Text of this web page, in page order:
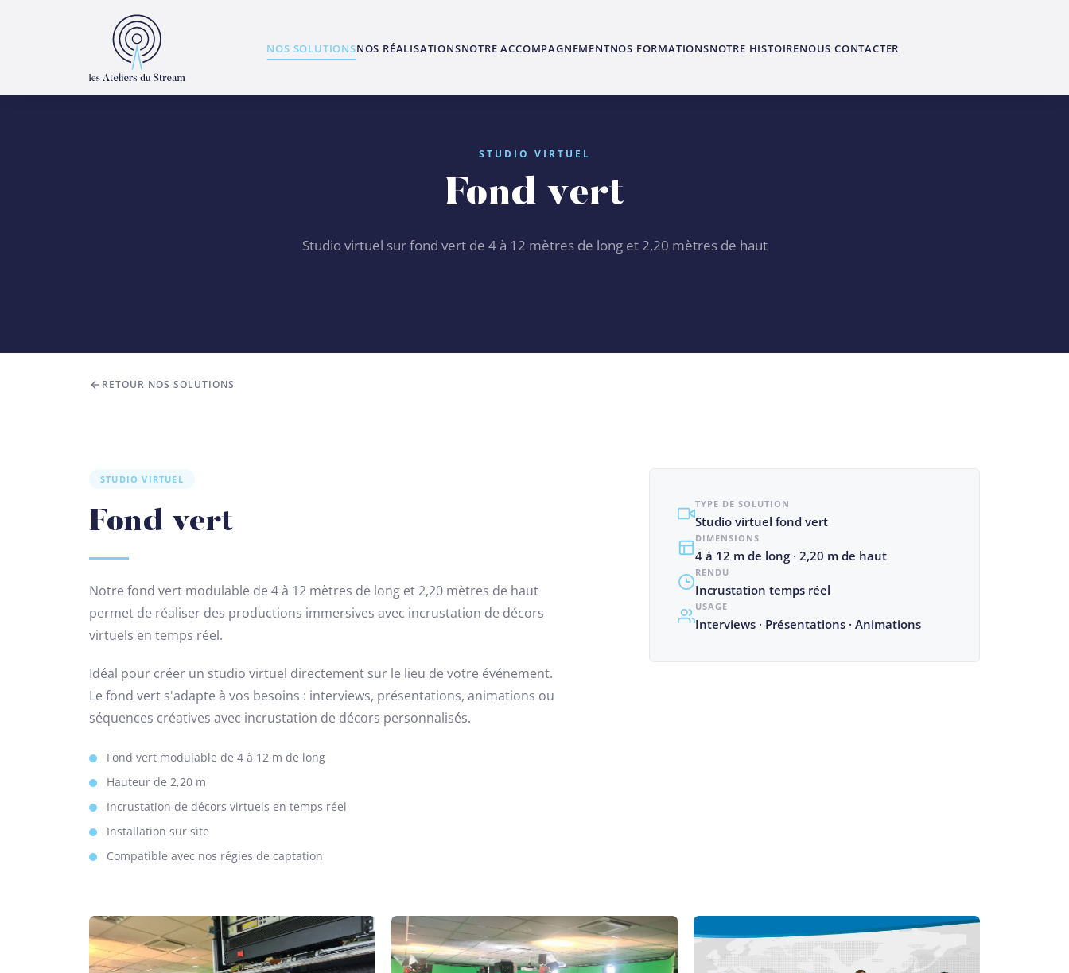
NOS SOLUTIONSNOS RÉALISATIONSNOTRE ACCOMPAGNEMENTNOS FORMATIONSNOTRE HISTOIRENOUS CONTACTER
STUDIO VIRTUEL
Fond vert
Studio virtuel sur fond vert de 4 à 12 mètres de long et 2,20 mètres de haut
RETOUR NOS SOLUTIONS
STUDIO VIRTUEL
Fond vert
Notre fond vert modulable de 4 à 12 mètres de long et 2,20 mètres de haut
permet de réaliser des productions immersives avec incrustation de décors
virtuels en temps réel.
Idéal pour créer un studio virtuel directement sur le lieu de votre événement.
Le fond vert s'adapte à vos besoins : interviews, présentations, animations ou
séquences créatives avec incrustation de décors personnalisés.
Fond vert modulable de 4 à 12 m de long
Hauteur de 2,20 m
Incrustation de décors virtuels en temps réel
Installation sur site
Compatible avec nos régies de captation
TYPE DE SOLUTION
Studio virtuel fond vert
DIMENSIONS
4 à 12 m de long · 2,20 m de haut
RENDU
Incrustation temps réel
USAGE
Interviews · Présentations · Animations